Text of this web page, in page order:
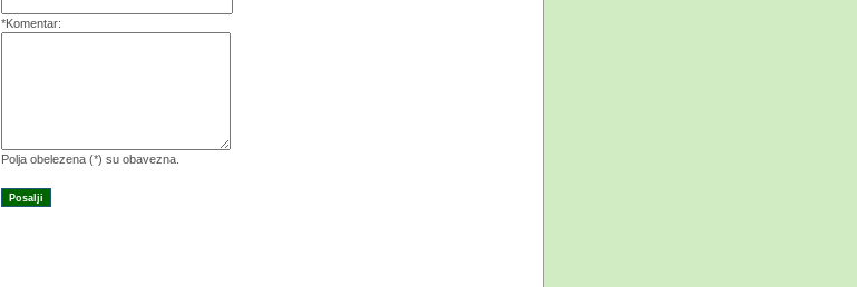
*Komentar:
Polja obelezena (*) su obavezna.